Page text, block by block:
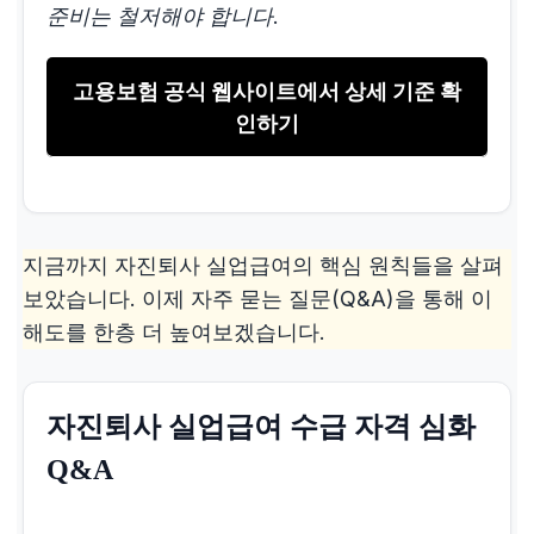
복 3시간 초과
주민등록등본, 지도 통
근 경로 출력물, 회사
이전 공문
업무 수행 곤란 (의사
소견), 휴직 요청 후 거
의사 소견서, 휴직 요
준비는 철저해야 합니다.
고용보험 공식 웹사이트에서 상세 기준 확
인하기
지금까지 자진퇴사 실업급여의 핵심 원칙들을 살펴
보았습니다. 이제 자주 묻는 질문(Q&A)을 통해 이
해도를 한층 더 높여보겠습니다.
자진퇴사 실업급여 수급 자격 심화
Q&A